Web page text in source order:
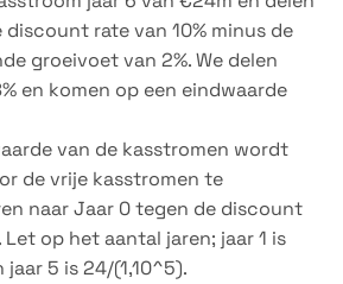
discount rate van 10% minus de
groeivoet van 2%. We delen
en komen op een eindwaarde
van de kasstromen wordt
de vrije kasstromen te
naar Jaar 0 tegen de discount
Let op het aantal jaren; jaar 1 is
jaar 5 is 24/(1,10^5).